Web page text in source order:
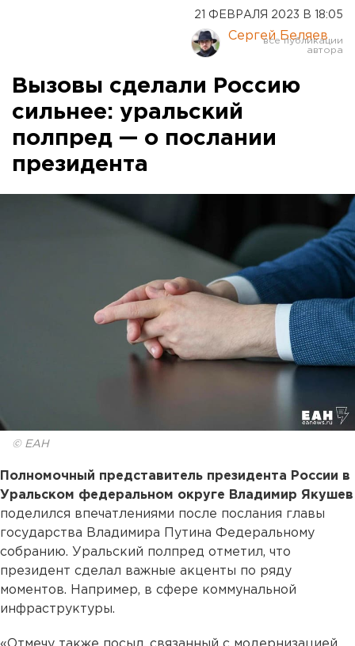
21 ФЕВРАЛЯ 2023 В 18:05
Сергей Беляев
Вызовы сделали Россию
сильнее: уральский
полпред — о послании
президента
© ЕАН
Полномочный представитель президента России в
Уральском федеральном округе Владимир Якушев
поделился впечатлениями после послания главы
государства Владимира Путина Федеральному
собранию. Уральский полпред отметил, что
президент сделал важные акценты по ряду
моментов. Например, в сфере коммунальной
инфраструктуры.